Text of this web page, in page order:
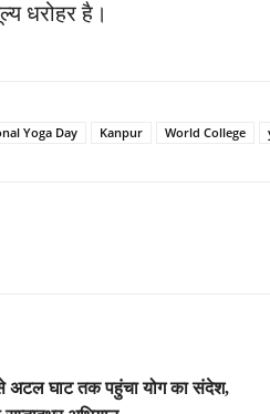
धरोहर है।
Yoga Day Kanpur World College
अटल घाट तक पहुंचा योग का संदेश,